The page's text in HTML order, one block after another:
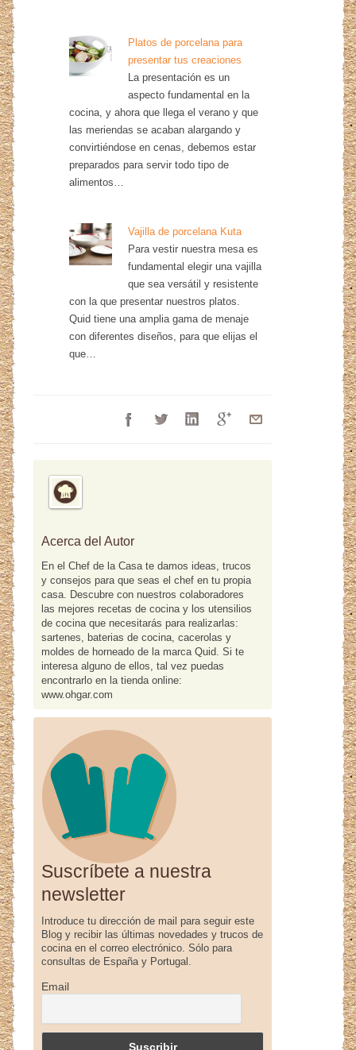
Platos de porcelana para
presentar tus creaciones
La presentación es un
aspecto fundamental en la
cocina, y ahora que llega el verano y que
las meriendas se acaban alargando y
convirtiéndose en cenas, debemos estar
preparados para servir todo tipo de
alimentos…
Vajilla de porcelana Kuta
Para vestir nuestra mesa es
fundamental elegir una vajilla
que sea versátil y resistente
con la que presentar nuestros platos.
Quid tiene una amplia gama de menaje
con diferentes diseños, para que elijas el
que…
Acerca del Autor
En el Chef de la Casa te damos ideas, trucos
y consejos para que seas el chef en tu propia
casa. Descubre con nuestros colaboradores
las mejores recetas de cocina y los utensilios
de cocina que necesitarás para realizarlas:
sartenes, baterias de cocina, cacerolas y
moldes de horneado de la marca Quid. Si te
interesa alguno de ellos, tal vez puedas
encontrarlo en la tienda online:
www.ohgar.com
Suscríbete a nuestra
newsletter
Introduce tu dirección de mail para seguir este
Blog y recibir las últimas novedades y trucos de
cocina en el correo electrónico. Sólo para
consultas de España y Portugal.
Email